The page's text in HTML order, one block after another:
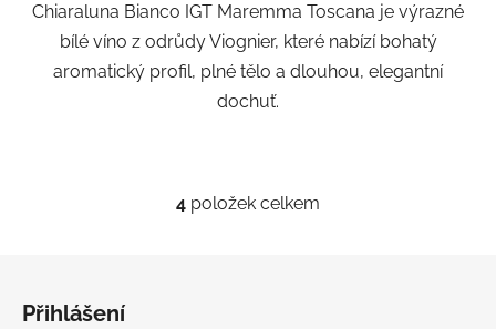
Chiaraluna Bianco IGT Maremma Toscana je výrazné
bílé víno z odrůdy Viognier, které nabízí bohatý
aromatický profil, plné tělo a dlouhou, elegantní
dochuť.
O
4 položek celkem
Přihlášení